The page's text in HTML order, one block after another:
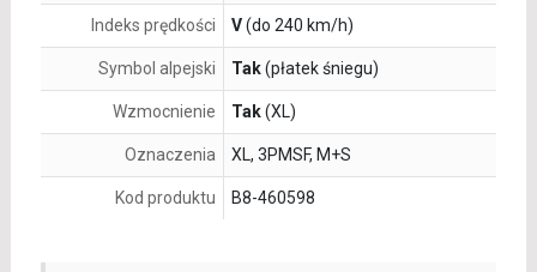
Indeks prędkości V(do 240 km/h)
Symbol alpejski Tak(płatek śniegu)
Wzmocnienie Tak(XL)
Oznaczenia XL, 3PMSF, M+S
Kod produktu B8-460598